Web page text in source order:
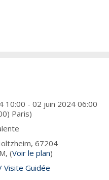
10:00 - 02 juin 2024 06:00
Paris)
67204
(Voir le plan)
Visite Guidée